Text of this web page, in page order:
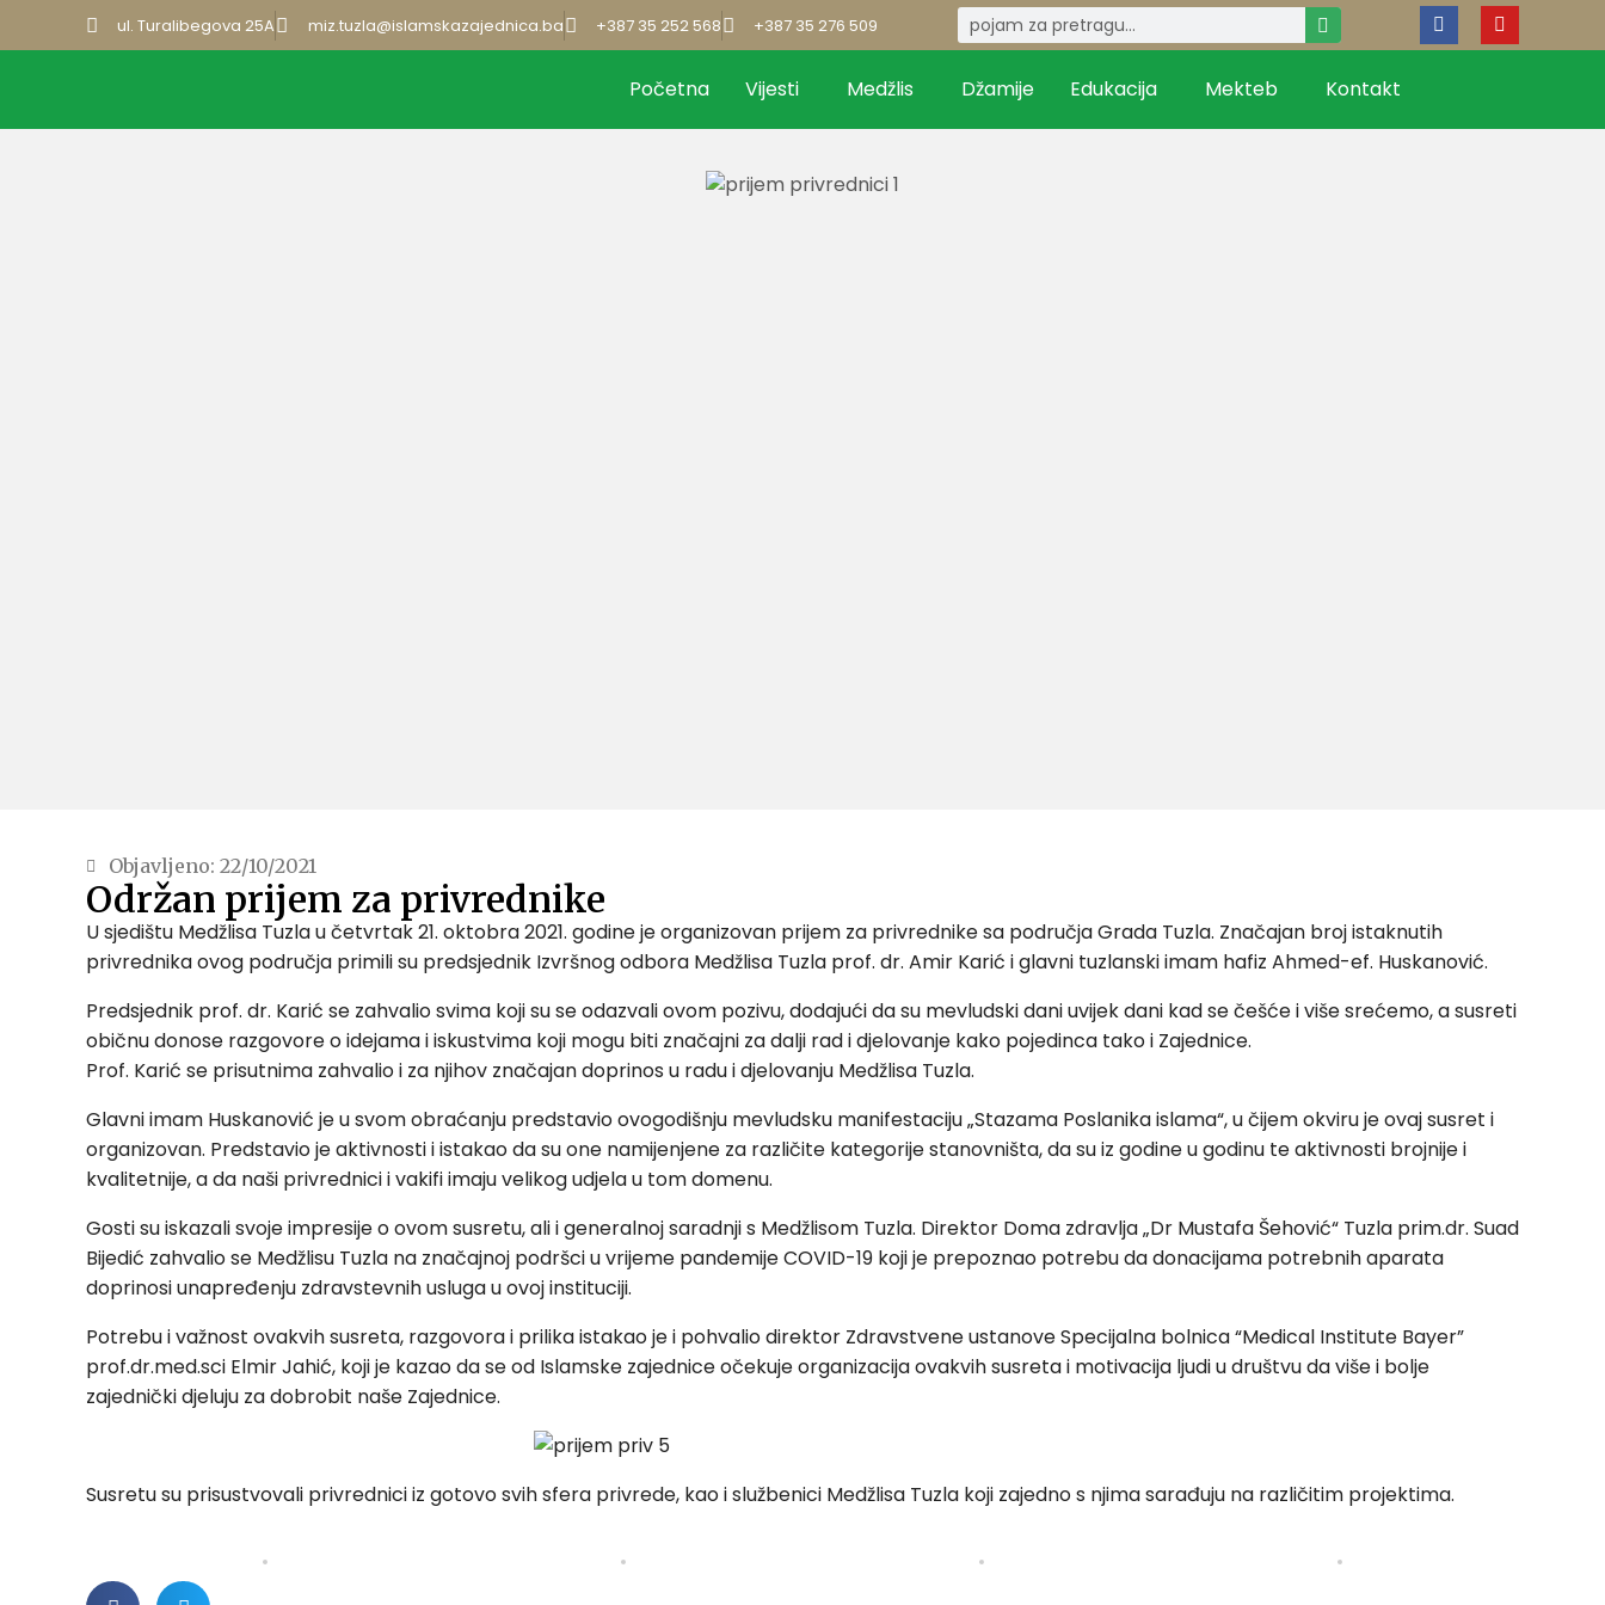
ul. Turalibegova 25A miz.tuzla@islamskazajednica.ba +387 35 252 568 +387 35 276 509
Početna Vijesti Medžlis Džamije Edukacija Mekteb Kontakt
Objavljeno: 22/10/2021
Održan prijem za privrednike
U sjedištu Medžlisa Tuzla u četvrtak 21. oktobra 2021. godine je organizovan prijem za privrednike sa područja Grada Tuzla. Značajan broj istaknutih
privrednika ovog područja primili su predsjednik Izvršnog odbora Medžlisa Tuzla prof. dr. Amir Karić i glavni tuzlanski imam hafiz Ahmed-ef. Huskanović.
Predsjednik prof. dr. Karić se zahvalio svima koji su se odazvali ovom pozivu, dodajući da su mevludski dani uvijek dani kad se češće i više srećemo, a susreti
običnu donose razgovore o idejama i iskustvima koji mogu biti značajni za dalji rad i djelovanje kako pojedinca tako i Zajednice.
Prof. Karić se prisutnima zahvalio i za njihov značajan doprinos u radu i djelovanju Medžlisa Tuzla.
Glavni imam Huskanović je u svom obraćanju predstavio ovogodišnju mevludsku manifestaciju „Stazama Poslanika islama“, u čijem okviru je ovaj susret i
organizovan. Predstavio je aktivnosti i istakao da su one namijenjene za različite kategorije stanovništa, da su iz godine u godinu te aktivnosti brojnije i
kvalitetnije, a da naši privrednici i vakifi imaju velikog udjela u tom domenu.
Gosti su iskazali svoje impresije o ovom susretu, ali i generalnoj saradnji s Medžlisom Tuzla. Direktor Doma zdravlja „Dr Mustafa Šehović“ Tuzla prim.dr. Suad
Bijedić zahvalio se Medžlisu Tuzla na značajnoj podršci u vrijeme pandemije COVID-19 koji je prepoznao potrebu da donacijama potrebnih aparata
doprinosi unapređenju zdravstevnih usluga u ovoj instituciji.
Potrebu i važnost ovakvih susreta, razgovora i prilika istakao je i pohvalio direktor Zdravstvene ustanove Specijalna bolnica “Medical Institute Bayer”
prof.dr.med.sci Elmir Jahić, koji je kazao da se od Islamske zajednice očekuje organizacija ovakvih susreta i motivacija ljudi u društvu da više i bolje
zajednički djeluju za dobrobit naše Zajednice.
Susretu su prisustvovali privrednici iz gotovo svih sfera privrede, kao i službenici Medžlisa Tuzla koji zajedno s njima sarađuju na različitim projektima.